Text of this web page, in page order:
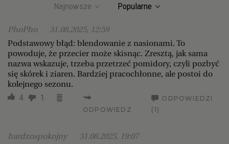
Najnowsze Popularne
PhoPho
31.08.2025, 12:59
Podstawowy błąd: blendowanie z nasionami. To
powoduje, że przecier może skisnąc. Zresztą, jak sama
nazwa wskazuje, trzeba przetrzeć pomidory, czyli pozbyć
się skórek i ziaren. Bardziej pracochłonne, ale postoi do
kolejnego sezonu.
4 1
ODPOWIEDZ
ODPOWIEDZI
(1)
bardzospokojny
31.08.2025, 19:07